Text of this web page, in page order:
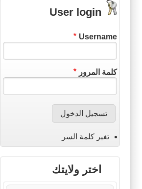
User login
Username
كلمة المرور
تغير كلمة السر
اختر ولايتك
اختبار القيادة
في فرنسا
مع الترجمة